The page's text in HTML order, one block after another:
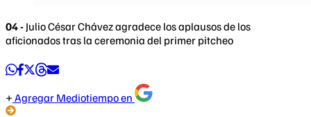
04 - Julio César Chávez agradece los aplausos de los
aficionados tras la ceremonia del primer pitcheo
Agregar Mediotiempo en